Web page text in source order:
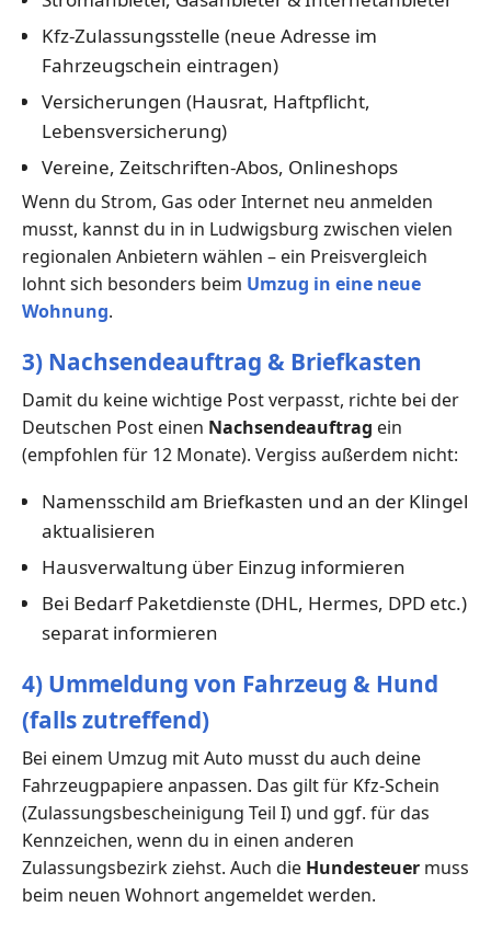
Kfz-Zulassungsstelle (neue Adresse im
Fahrzeugschein eintragen)
Versicherungen (Hausrat, Haftpflicht,
Lebensversicherung)
Vereine, Zeitschriften-Abos, Onlineshops
Wenn du Strom, Gas oder Internet neu anmelden
musst, kannst du in in Ludwigsburg zwischen vielen
regionalen Anbietern wählen – ein Preisvergleich
lohnt sich besonders beim Umzug in eine neue
Wohnung.
3) Nachsendeauftrag & Briefkasten
Damit du keine wichtige Post verpasst, richte bei der
Deutschen Post einen Nachsendeauftrag ein
(empfohlen für 12 Monate). Vergiss außerdem nicht:
Namensschild am Briefkasten und an der Klingel
aktualisieren
Hausverwaltung über Einzug informieren
Bei Bedarf Paketdienste (DHL, Hermes, DPD etc.)
separat informieren
4) Ummeldung von Fahrzeug & Hund
(falls zutreffend)
Bei einem Umzug mit Auto musst du auch deine
Fahrzeugpapiere anpassen. Das gilt für Kfz-Schein
(Zulassungsbescheinigung Teil I) und ggf. für das
Kennzeichen, wenn du in einen anderen
Zulassungsbezirk ziehst. Auch die Hundesteuer muss
beim neuen Wohnort angemeldet werden.